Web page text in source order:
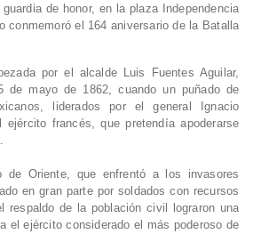
de honor, en la plaza Independencia
conmemoró el 164 aniversario de la Batalla
por el alcalde Luis Fuentes Aguilar,
de mayo de 1862, cuando un puñado de
liderados por el general Ignacio
ejército francés, que pretendía apoderarse
de Oriente, que enfrentó a los invasores
en gran parte por soldados con recursos
respaldo de la población civil lograron una
el ejército considerado el más poderoso de